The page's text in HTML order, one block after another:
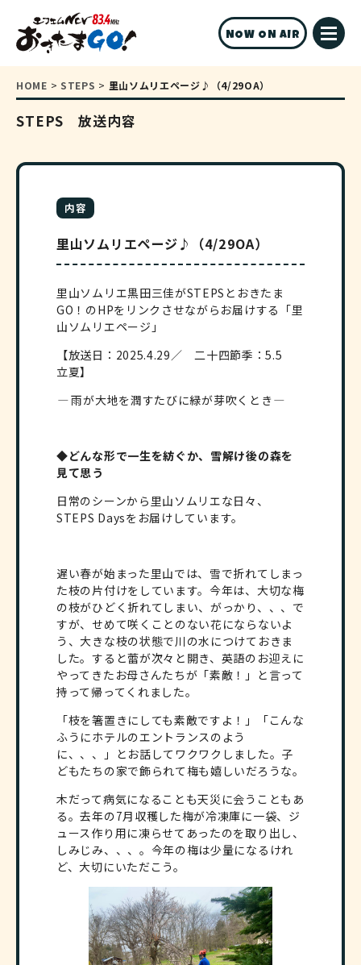
NOW ON AIR
HOME > STEPS > 里山ソムリエページ♪（4/29OA）
STEPS 放送内容
内容
里山ソムリエページ♪（4/29OA）
里山ソムリエ黒田三佳がSTEPSとおきたま
GO！のHPをリンクさせながらお届けする「里
山ソムリエページ」
【放送日：2025.4.29／ 二十四節季：5.5
立夏】
―雨が大地を潤すたびに緑が芽吹くとき ―
◆どんな形で一生を紡ぐか、雪解け後の森を
見て思う
日常のシーンから里山ソムリエな日々、
STEPS Daysをお届けしています。
遅い春が始まった里山では、雪で折れてしまっ
た枝の片付けをしています。今年は、大切な梅
の枝がひどく折れてしまい、がっかり、、、で
すが、せめて咲くことのない花にならないよ
う、大きな枝の状態で川の水につけておきま
した。すると蕾が次々と開き、英語のお迎えに
やってきたお母さんたちが「素敵！」と言って
持って帰ってくれました。
「枝を箸置きにしても素敵ですよ！」「こんな
ふうにホテルのエントランスのよう
に、、、」とお話してワクワクしました。子
どもたちの家で飾られて梅も嬉しいだろうな。
木だって病気になることも天災に会うこともあ
る。去年の7月収穫した梅が冷凍庫に一袋、ジ
ュース作り用に凍らせてあったのを取り出し、
しみじみ、、、。今年の梅は少量になるけれ
ど、大切にいただこう。